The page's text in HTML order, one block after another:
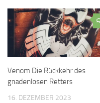
Venom Die Rückkehr des
gnadenlosen Retters
16. DEZEMBER 2023